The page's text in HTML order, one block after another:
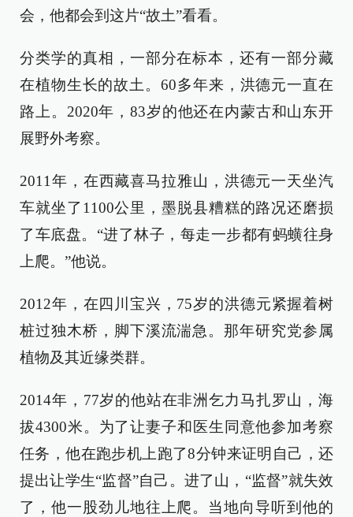
会，他都会到这片“故土”看看。
分类学的真相，一部分在标本，还有一部分藏
在植物生长的故土。60多年来，洪德元一直在
路上。2020年，83岁的他还在内蒙古和山东开
展野外考察。
2011年，在西藏喜马拉雅山，洪德元一天坐汽
车就坐了1100公里，墨脱县糟糕的路况还磨损
了车底盘。“进了林子，每走一步都有蚂蟥往身
上爬。”他说。
2012年，在四川宝兴，75岁的洪德元紧握着树
桩过独木桥，脚下溪流湍急。那年研究党参属
植物及其近缘类群。
2014年，77岁的他站在非洲乞力马扎罗山，海
拔4300米。为了让妻子和医生同意他参加考察
任务，他在跑步机上跑了8分钟来证明自己，还
提出让学生“监督”自己。进了山，“监督”就失效
了，他一股劲儿地往上爬。当地向导听到他的